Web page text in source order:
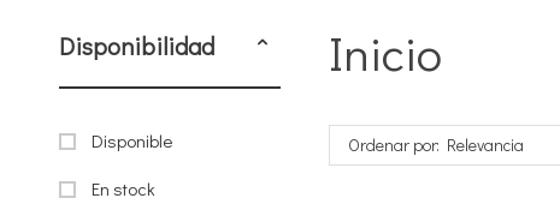
Disponibilidad
Disponible
En stock
Inicio
Ordenar por: Relevancia